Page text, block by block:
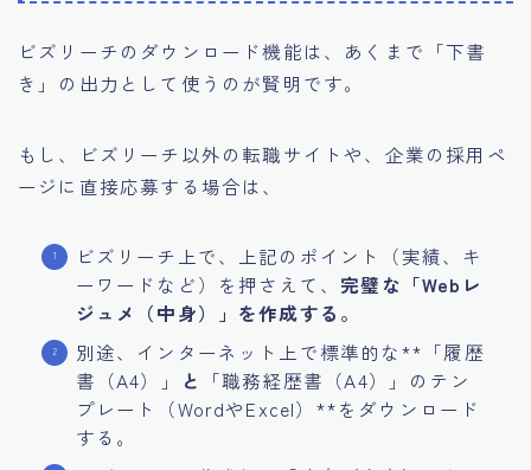
ビズリーチのダウンロード機能は、あくまで「下書
き」の出力として使うのが賢明です。
もし、ビズリーチ以外の転職サイトや、企業の採用ペ
ージに直接応募する場合は、
ビズリーチ上で、上記のポイント（実績、キ
ーワードなど）を押さえて、 完璧な「Webレ
ジュメ（中身）」を作成する。
別途、インターネット上で標準的な**「履歴
書（A4）」
と
「職務経歴書（A4）」のテン
プレート（WordやExcel）**をダウンロード
する。